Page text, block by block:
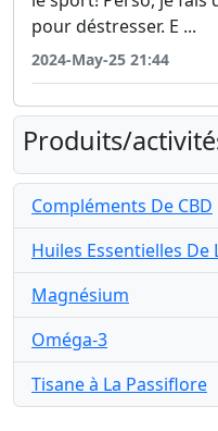
pour déstresser. E ...
2024-May-25 21:44
Produits/
Compléments De CBD
Huiles Essentielles De
Magnésium
Oméga-3
Tisane à La Passiflore